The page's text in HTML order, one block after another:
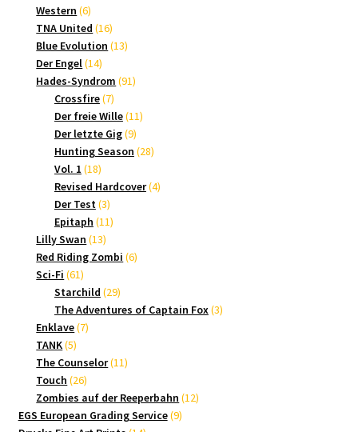
Western 66
Produkte
TNA United 1616
Produkte
Blue Evolution 1313
Der Engel 1414
Produkte
Hades-Syndrom 9191
Crossfire 77
Produkte
Der freie Wille 1111
Der letzte Gig 99
Produkte
Hunting Season 2828
Vol. 1 1818
Produkte
Revised Hardcover 44
Der Test 33
Produkte
Epitaph 1111
Lilly Swan 1313
Produkte
Red Riding Zombi 66
Sci-Fi 6161
Produkte
Starchild 2929
Produkte
The Adventures of Captain Fox 33
Enklave 77
TANK 55
Produkte
The Counselor 1111
Touch 2626
Produkte
Zombies auf der Reeperbahn 1212
EGS European Grading Service 99